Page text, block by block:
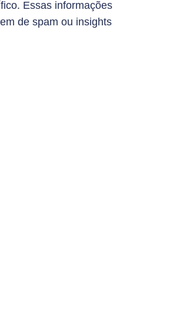
Essas informações
de spam ou insights